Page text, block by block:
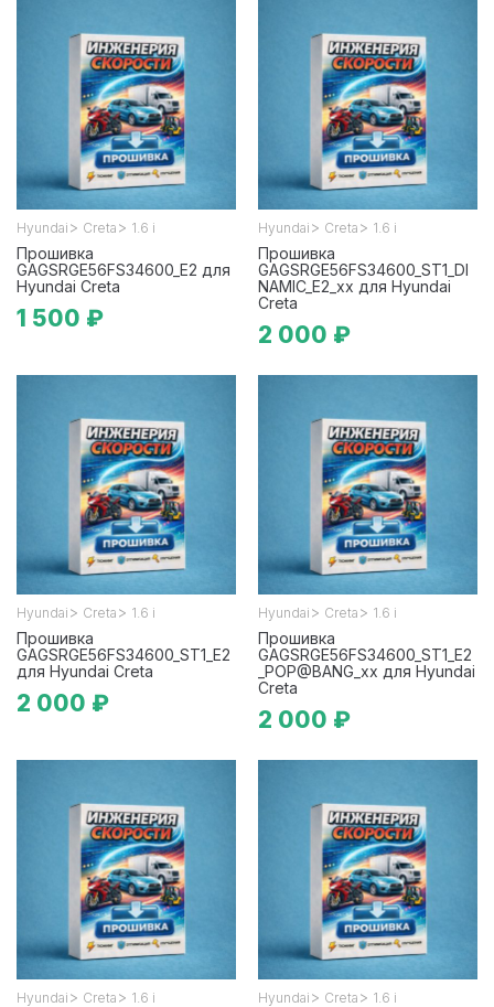
Hyundai > Creta > 1.6 i
Прошивка
GAGSRGE56FS34600_E2 для
Hyundai Creta
1 500 ₽
Hyundai > Creta > 1.6 i
Прошивка
GAGSRGE56FS34600_ST1_DI
NAMIC_E2_xx для Hyundai
Creta
2 000 ₽
Hyundai > Creta > 1.6 i
Прошивка
GAGSRGE56FS34600_ST1_E2
для Hyundai Creta
2 000 ₽
Hyundai > Creta > 1.6 i
Прошивка
GAGSRGE56FS34600_ST1_E2
_POP@BANG_xx для Hyundai
Creta
2 000 ₽
Hyundai > Creta > 1.6 i Hyundai > Creta > 1.6 i